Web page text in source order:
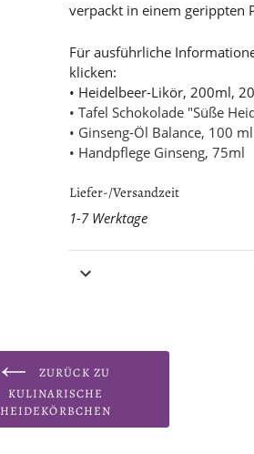
verpackt in einem gerippten
Für ausführliche
klicken:
• Heidelbeer-Likör, 200ml,
• Tafel Schokolade "Süße
• Ginseng-Öl Balance, 100 ml
• Handpflege Ginseng, 75ml
Liefer-/Versandzeit
1-7 Werktage
ZURÜCK ZU
KULINARISCHE
HEIDEKÖRBCHEN